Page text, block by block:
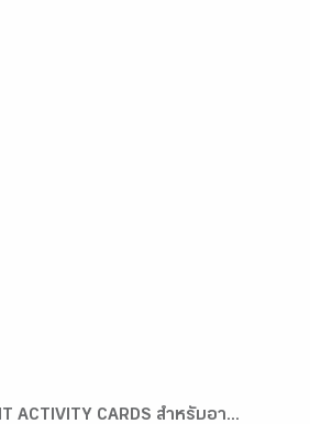
ACTIVITY CARDS สำหรับอา...